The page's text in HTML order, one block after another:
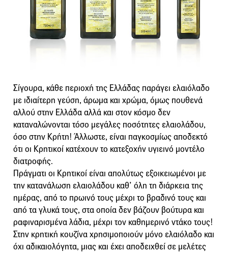
Σίγουρα, κάθε περιοχή της Ελλάδας παράγει ελαιόλαδο
με ιδιαίτερη γεύση, άρωμα και χρώμα, όμως πουθενά
αλλού στην Ελλάδα αλλά και στον κόσμο δεν
καταναλώνονται τόσο μεγάλες ποσότητες ελαιολάδου,
όσο στην Κρήτη! Άλλωστε, είναι παγκοσμίως αποδεκτό
ότι οι Κρητικοί κατέχουν το κατεξοχήν υγιεινό μοντέλο
διατροφής.
Πράγματι οι Κρητικοί είναι απολύτως εξοικειωμένοι με
την κατανάλωση ελαιολάδου καθ’ όλη τη διάρκεια της
ημέρας, από το πρωινό τους μέχρι το βραδινό τους και
από τα γλυκά τους, στα οποία δεν βάζουν βούτυρα και
ραφιναρισμένα λάδια, μέχρι τον καθημερινό ντάκο τους!
Στην κρητική κουζίνα χρησιμοποιούν μόνο ελαιόλαδο και
όχι αδικαιολόγητα, μιας και έχει αποδειχθεί σε μελέτες